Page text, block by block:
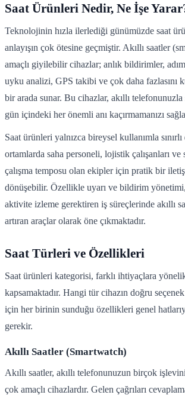
Saat Ürünleri Nedir, Ne İşe
Teknolojinin hızla ilerlediği günümüzde saat
anlayışın çok ötesine geçmiştir. Akıllı saatler
amaçlı giyilebilir cihazlar; anlık bildirimler,
uyku analizi, GPS takibi ve çok daha fazlasını
bir arada sunar. Bu cihazlar, akıllı telefonunuzla
gün içindeki her önemli anı kaçırmamanızı
Saat ürünleri yalnızca bireysel kullanımla
ortamlarda saha personeli, lojistik çalışanları ve
çalışma temposu olan ekipler için pratik bir
dönüşebilir. Özellikle uyarı ve bildirim
aktivite izleme gerektiren iş süreçlerinde akıllı
artıran araçlar olarak öne çıkmaktadır.
Saat Türleri ve Özellikleri
Saat ürünleri kategorisi, farklı ihtiyaçlara
kapsamaktadır. Hangi tür cihazın doğru
için her birinin sunduğu özellikleri genel
gerekir.
Akıllı Saatler (Smartwatch)
Akıllı saatler, akıllı telefonunuzun birçok
çok amaçlı cihazlardır. Gelen çağrıları